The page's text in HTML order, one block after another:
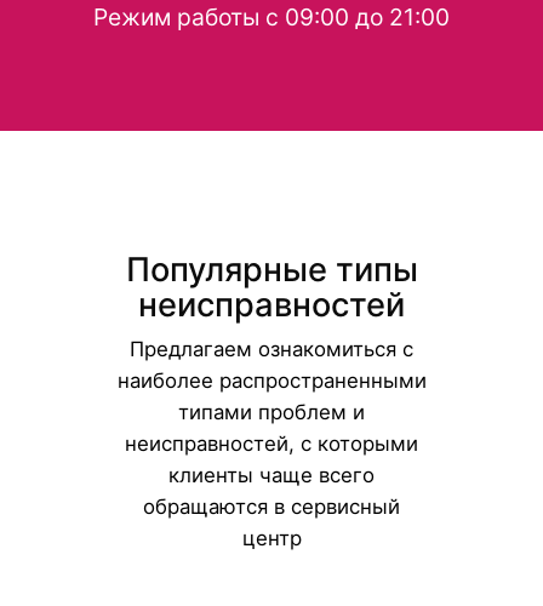
Режим работы с 09:00 до 21:00
Популярные типы
неисправностей
Предлагаем ознакомиться с
наиболее распространенными
типами проблем и
неисправностей, с которыми
клиенты чаще всего
обращаются в сервисный
центр